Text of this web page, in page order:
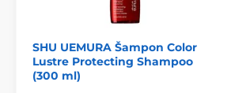
SHU UEMURA Šampon Color
Lustre Protecting Shampoo
(300 ml)